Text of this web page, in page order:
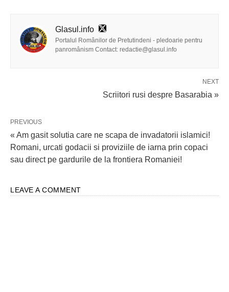
Glasul.info
Portalul Românilor de Pretutindeni - pledoarie pentru
panromânism Contact: redactie@glasul.info
NEXT
Scriitori rusi despre Basarabia »
PREVIOUS
« Am gasit solutia care ne scapa de invadatorii islamici!
Romani, urcati godacii si proviziile de iarna prin copaci
sau direct pe gardurile de la frontiera Romaniei!
LEAVE A COMMENT